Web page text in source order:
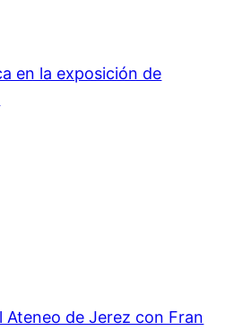
en la exposición de
Ateneo de Jerez con Fran